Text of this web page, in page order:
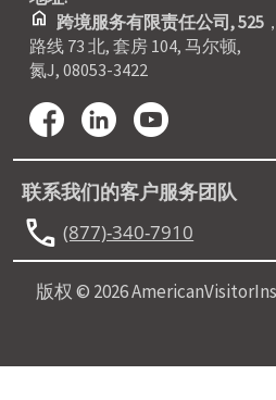
home 跨境服务有限责任公司, 525 ，
路线 73 北, 套房 104, 马尔顿,
氮J, 08053-3422
联系我们的客户服务团队
call (877)-340-7910
版权 © 2026